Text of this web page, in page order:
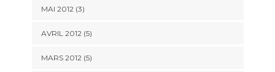
MAI 2012(3)
AVRIL 2012(5)
MARS 2012(5)